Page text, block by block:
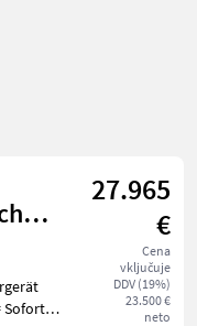
mit
27.965
€
Cena
vključuje
DDV (19%)
23.500 €
neto
Sofort